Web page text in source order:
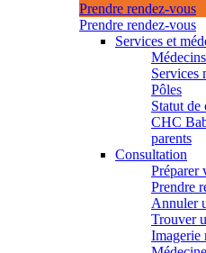
Prendre rendez-vous
Prendre rendez-vous
Services et
Services
Pôles
Statut de
CHC
parents
Consultation
Préparer
Prendre
Annuler
Trouver
Imagerie